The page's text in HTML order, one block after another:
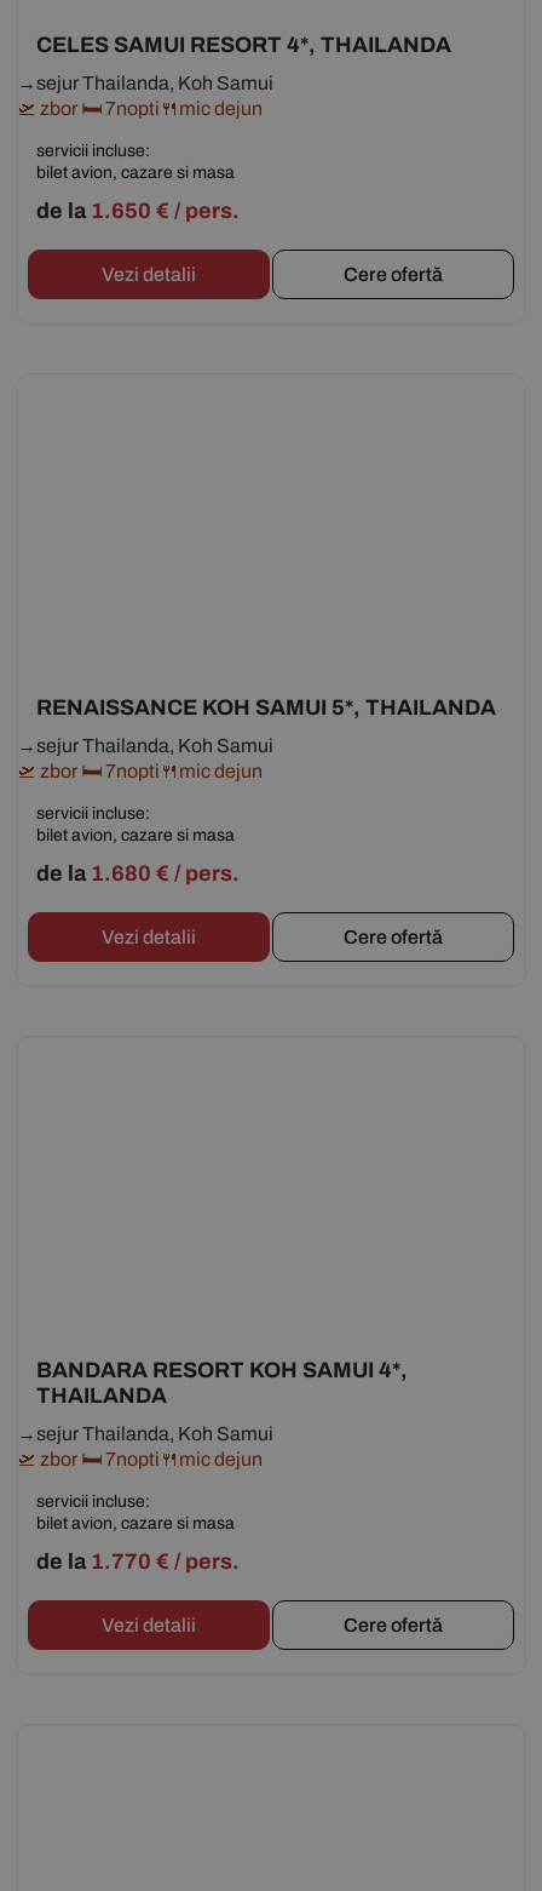
CELES SAMUI RESORT 4*, THAILANDA
→sejur Thailanda, Koh Samui
🛫 zbor 🛏 7nopti🍴mic dejun
servicii incluse:
bilet avion, cazare si masa
de la 1.650 € / pers.
Vezi detalii Cere ofertă
RENAISSANCE KOH SAMUI 5*, THAILANDA
→sejur Thailanda, Koh Samui
🛫 zbor 🛏 7nopti🍴mic dejun
servicii incluse:
bilet avion, cazare si masa
de la 1.680 € / pers.
Vezi detalii Cere ofertă
BANDARA RESORT KOH SAMUI 4*,
THAILANDA
→sejur Thailanda, Koh Samui
🛫 zbor 🛏 7nopti🍴mic dejun
servicii incluse:
bilet avion, cazare si masa
de la 1.770 € / pers.
Vezi detalii Cere ofertă